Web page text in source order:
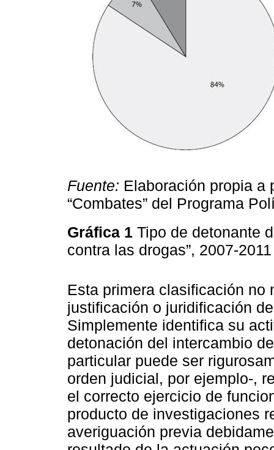
Fuente: Elaboración propia a
“Combates” del Programa
Gráfica 1 Tipo de detonante
contra las drogas”, 2007-
Esta primera clasificación no
justificación o juridificación
Simplemente identifica su
detonación del intercambio
particular puede ser
orden judicial, por ejemplo-,
el correcto ejercicio de
producto de investigaciones
averiguación previa